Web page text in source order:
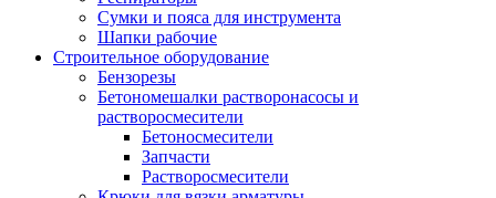
Сумки и пояса для инструмента
Шапки рабочие
Строительное оборудование
Бензорезы
Бетономешалки растворонасосы и
растворосмесители
Бетоносмесители
Запчасти
Растворосмесители